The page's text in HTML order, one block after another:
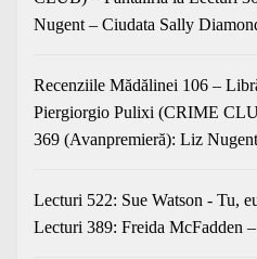
Nugent – Ciudata Sally
Recenziile Mădălinei 106 –
Piergiorgio Pulixi (CRIME
369 (Avanpremieră): Liz
Lecturi 522: Sue Watson - Tu,
Lecturi 389: Freida McFadden